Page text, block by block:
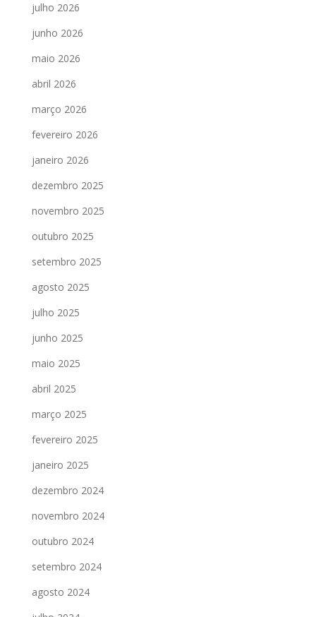
julho 2026
junho 2026
maio 2026
abril 2026
março 2026
fevereiro 2026
janeiro 2026
dezembro 2025
novembro 2025
outubro 2025
setembro 2025
agosto 2025
julho 2025
junho 2025
maio 2025
abril 2025
março 2025
fevereiro 2025
janeiro 2025
dezembro 2024
novembro 2024
outubro 2024
setembro 2024
agosto 2024